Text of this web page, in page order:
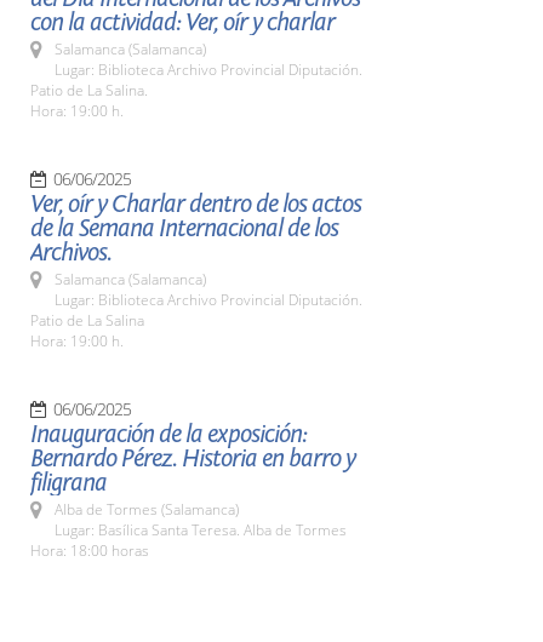
con la actividad: Ver, oír y charlar
Salamanca (Salamanca)
Lugar: Biblioteca Archivo Provincial Diputación.
Patio de La Salina.
Hora: 19:00 h.
06/06/2025
Ver, oír y Charlar dentro de los actos
de la Semana Internacional de los
Archivos.
Salamanca (Salamanca)
Lugar: Biblioteca Archivo Provincial Diputación.
Patio de La Salina
Hora: 19:00 h.
06/06/2025
Inauguración de la exposición:
Bernardo Pérez. Historia en barro y
filigrana
Alba de Tormes (Salamanca)
Lugar: Basílica Santa Teresa. Alba de Tormes
Hora: 18:00 horas